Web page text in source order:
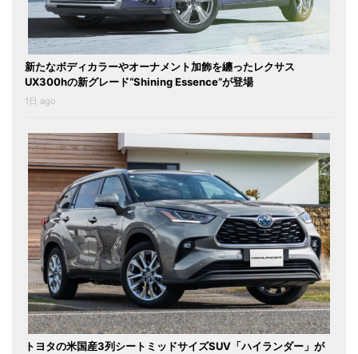
新たなボディカラーやオーナメント加飾を纏ったレクサス
UX300hの新グレード“Shining Essence”が登場
1日 ago
トヨタの米国産3列シートミッドサイズSUV「ハイランダー」が